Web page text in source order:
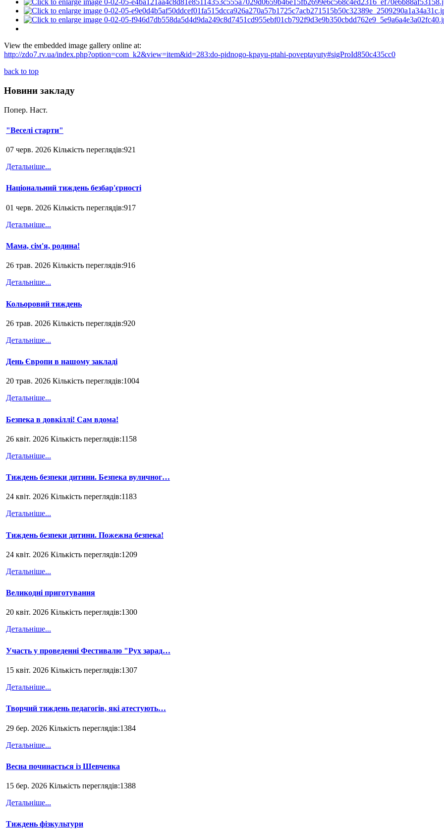
View the embedded image gallery online at:
http://zdo7.rv.ua/index.php?option=com_k2&view=item&id=283:do-pidnogo-kpayu-ptahi-poveptayuty#sigProId850c435cc0
back to top
Новини закладу
Попер. Наст.
"Веселі старти"
07 черв. 2026 Кількість переглядів:921
Детальніше...
Національний тиждень безбар'єрності
01 черв. 2026 Кількість переглядів:917
Детальніше...
Мама, сім'я, родина!
26 трав. 2026 Кількість переглядів:916
Детальніше...
Кольоровий тиждень
26 трав. 2026 Кількість переглядів:920
Детальніше...
День Європи в нашому закладі
20 трав. 2026 Кількість переглядів:1004
Детальніше...
Безпека в довкіллі! Сам вдома!
26 квіт. 2026 Кількість переглядів:1158
Детальніше...
Тиждень безпеки дитини. Безпека вуличног…
24 квіт. 2026 Кількість переглядів:1183
Детальніше...
Тиждень безпеки дитини. Пожежна безпека!
24 квіт. 2026 Кількість переглядів:1209
Детальніше...
Великодні приготування
20 квіт. 2026 Кількість переглядів:1300
Детальніше...
Участь у проведенні Фестивалю "Рух зарад…
15 квіт. 2026 Кількість переглядів:1307
Детальніше...
Творчий тиждень педагогів, які атестують…
29 бер. 2026 Кількість переглядів:1384
Детальніше...
Весна починається із Шевченка
15 бер. 2026 Кількість переглядів:1388
Детальніше...
Тиждень фізкультури